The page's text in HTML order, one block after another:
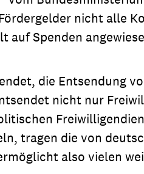
nicht alle
Spenden
die Entsendung
nicht nur
tragen die von
also vielen